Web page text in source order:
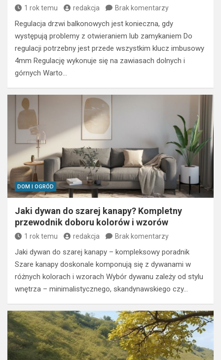
1 rok temu redakcja Brak komentarzy
Regulacja drzwi balkonowych jest konieczna, gdy
występują problemy z otwieraniem lub zamykaniem Do
regulacji potrzebny jest przede wszystkim klucz imbusowy
4mm Regulację wykonuje się na zawiasach dolnych i
górnych Warto…
DOM I OGRÓD
Jaki dywan do szarej kanapy? Kompletny
przewodnik doboru kolorów i wzorów
1 rok temu redakcja Brak komentarzy
Jaki dywan do szarej kanapy – kompleksowy poradnik
Szare kanapy doskonale komponują się z dywanami w
różnych kolorach i wzorach Wybór dywanu zależy od stylu
wnętrza – minimalistycznego, skandynawskiego czy…